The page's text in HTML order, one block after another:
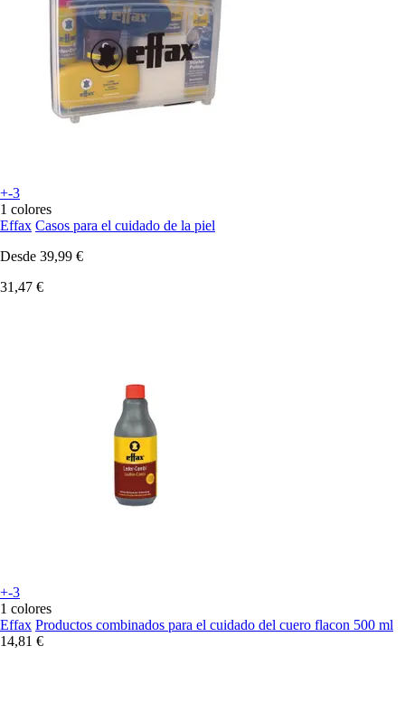
+-3
1 colores
Effax Casos para el cuidado de la piel
Desde 39,99 €
31,47 €
+-3
1 colores
Effax Productos combinados para el cuidado del cuero flacon 500 ml
14,81 €